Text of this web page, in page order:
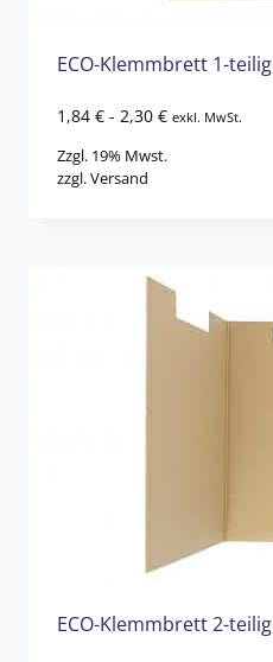
ECO-Klemmbrett 1-teilig
1,84 € - 2,30 € exkl. MwSt.
Zzgl. 19% Mwst.
zzgl.Versand
ECO-Klemmbrett 2-teilig